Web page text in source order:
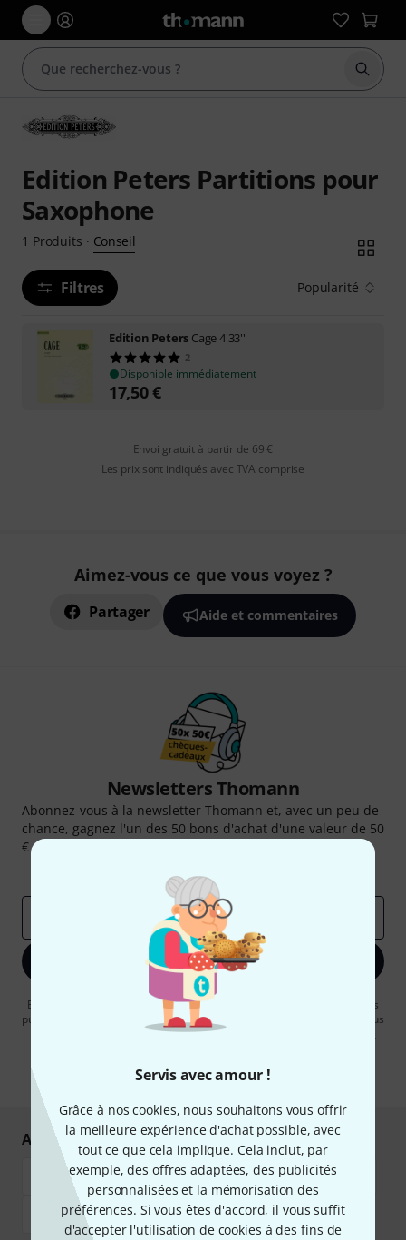
Servis avec amour !
Grâce à nos cookies, nous souhaitons vous offrir
la meilleure expérience d'achat possible, avec
tout ce que cela implique. Cela inclut, par
exemple, des offres adaptées, des publicités
personnalisées et la mémorisation des
préférences. Si vous êtes d'accord, il vous suffit
d'accepter l'utilisation de cookies à des fins de
Edition Peters Partitions pour
Saxophone
1 Produits · Conseil
Filtres Popularité
Edition Peters Cage 4'33''
2
Disponible immédiatement
17,50€
Envoi gratuit à partir de 69 €
Les prix sont indiqués avec TVA comprise
Aimez-vous ce que vous voyez ?
Partager Aide et commentaires
Newsletters Thomann
Abonnez-vous à la newsletter Thomann et, avec un peu de
chance, gagnez l'un des 50 bons d'achat d'une valeur de 50
€ chacun!
Articles inspirants
Deals
S'inscrire maintenant
En cliquant sur "S'inscrire maintenant", vous acceptez de recevoir des
publicités par e-mail. La désinscription est possible à tout moment. Vous
pouvez trouver plus d'informations à ce sujet dans notre
* Requis
Achetez et payez en toute sécurité